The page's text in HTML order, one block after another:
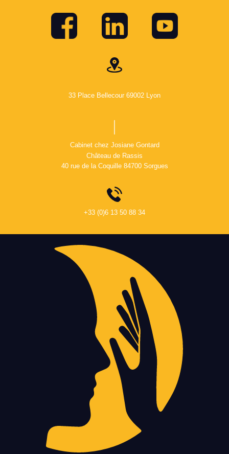
33 Place Bellecour 69002 Lyon
Cabinet chez Josiane Gontard
Château de Rassis
40 rue de la Coquille 84700 Sorgues
+33 (0)6 13 50 88 34